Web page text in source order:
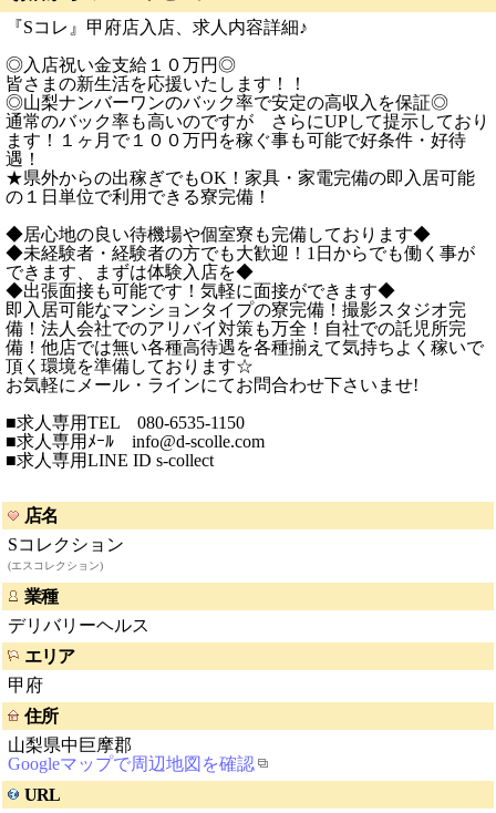
『Sコレ』甲府店入店、求人内容詳細♪
◎入店祝い金支給１０万円◎
皆さまの新生活を応援いたします！！
◎山梨ナンバーワンのバック率で安定の高収入を保証◎
通常のバック率も高いのですが さらにUPして提示しており
ます！１ヶ月で１００万円を稼ぐ事も可能で好条件・好待
遇！
★県外からの出稼ぎでもOK！家具・家電完備の即入居可能
の１日単位で利用できる寮完備！
◆居心地の良い待機場や個室寮も完備しております◆
◆未経験者・経験者の方でも大歓迎！1日からでも働く事が
できます、まずは体験入店を◆
◆出張面接も可能です！気軽に面接ができます◆
即入居可能なマンションタイプの寮完備！撮影スタジオ完
備！法人会社でのアリバイ対策も万全！自社での託児所完
備！他店では無い各種高待遇を各種揃えて気持ちよく稼いで
頂く環境を準備しております☆
お気軽にメール・ラインにてお問合わせ下さいませ!
■求人専用TEL 080-6535-1150
■求人専用ﾒｰﾙ info@d-scolle.com
■求人専用LINE ID s-collect
店名
Sコレクション
(エスコレクション)
業種
デリバリーヘルス
エリア
甲府
住所
山梨県中巨摩郡
Googleマップで周辺地図を確認
URL